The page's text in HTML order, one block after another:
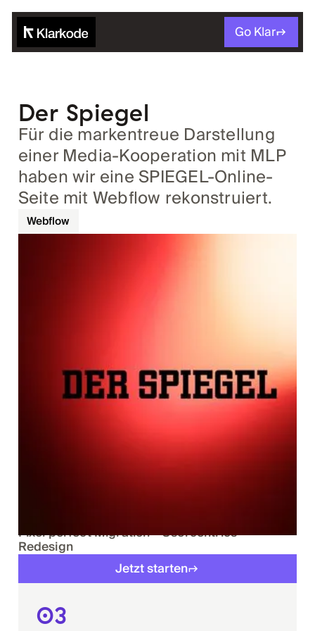
Go Klar
Der Spiegel
Für die markentreue Darstellung
einer Media-Kooperation mit MLP
haben wir eine SPIEGEL-Online-
Seite mit Webflow rekonstruiert.
Webflow
Pixel perfect Migration - Usercentrics -
Redesign
Jetzt starten
03